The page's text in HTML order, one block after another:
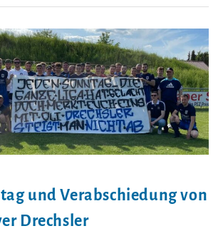
ERHÄLT
UHR
MIT
URKUNDE
und Verabschiedung von
Drechsler